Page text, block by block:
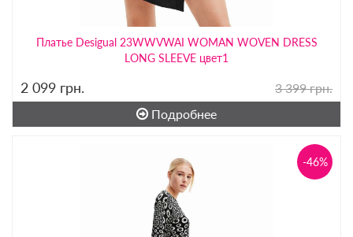
Платье Desigual 23WWVWAI WOMAN WOVEN DRESS
LONG SLEEVE цвет1
2 099 грн.
3 399 грн.
Подробнее
-46%